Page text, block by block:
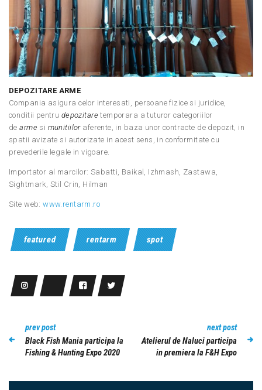
DEPOZITARE ARME
Compania asigura celor interesati, persoane fizice si juridice,
conditii pentru depozitaretemporara a tuturor categoriilor
dearme si munitiiloraferente, in baza unor contracte de depozit, in
spatii avizate si autorizate in acest sens, in conformitate cu
prevederile legale in vigoare.
Importator al marcilor: Sabatti, Baikal, Izhmash, Zastawa,
Sightmark, Stil Crin, Hilman
Site web:www.rentarm.ro
featured rentarm spot
prev post
Black Fish Mania participa la
Fishing & Hunting Expo 2020
next post
Atelierul de Naluci participa
in premiera la F&H Expo